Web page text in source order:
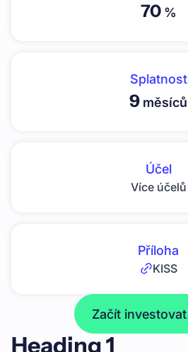
70%
Splatnost
9 měsíců
Účel
Více účelů
Příloha
KISS
Začít investovat
Heading 1